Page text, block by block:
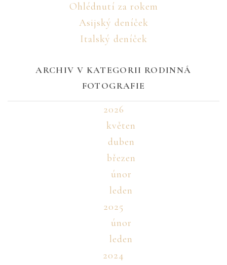
Ohlédnutí za rokem
Asijský deníček
Italský deníček
ARCHIV V KATEGORII RODINNÁ
FOTOGRAFIE
2026
květen
duben
březen
únor
leden
2025
únor
leden
2024